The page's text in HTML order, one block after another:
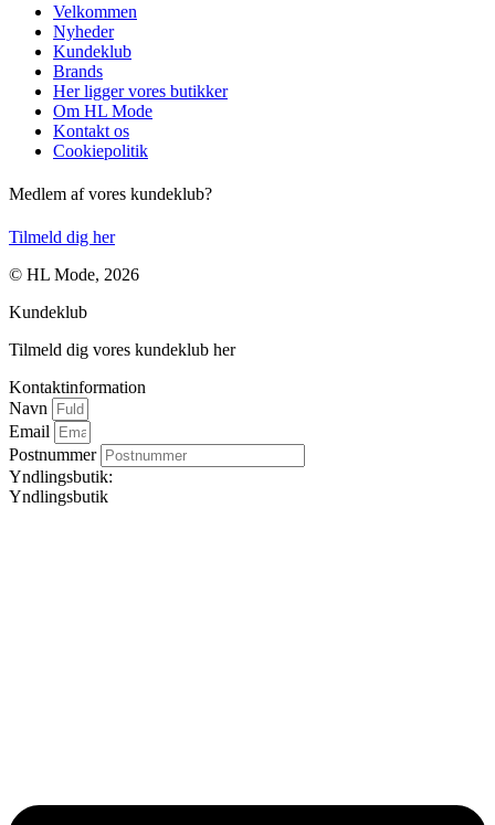
Velkommen
Nyheder
Kundeklub
Brands
Her ligger vores butikker
Om HL Mode
Kontakt os
Cookiepolitik
Medlem af vores kundeklub?
Tilmeld dig her
© HL Mode, 2026
Kundeklub
Tilmeld dig vores kundeklub her
Kontaktinformation
Navn
Email
Postnummer
Yndlingsbutik:
Yndlingsbutik